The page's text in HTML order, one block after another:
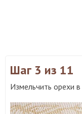
Шаг 3 из 11
Измельчить орехи